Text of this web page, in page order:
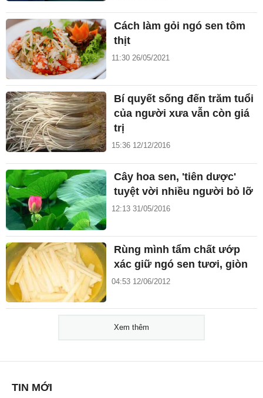
Cách làm gỏi ngó sen tôm
thịt
11:30 26/05/2021
Bí quyết sống đến trăm tuổi
của người xưa vẫn còn giá
trị
15:36 12/12/2016
Cây hoa sen, 'tiên dược'
tuyệt vời nhiều người bỏ lỡ
12:13 31/05/2016
Rùng mình tẩm chất ướp
xác giữ ngó sen tươi, giòn
04:53 12/06/2012
Xem thêm
TIN MỚI